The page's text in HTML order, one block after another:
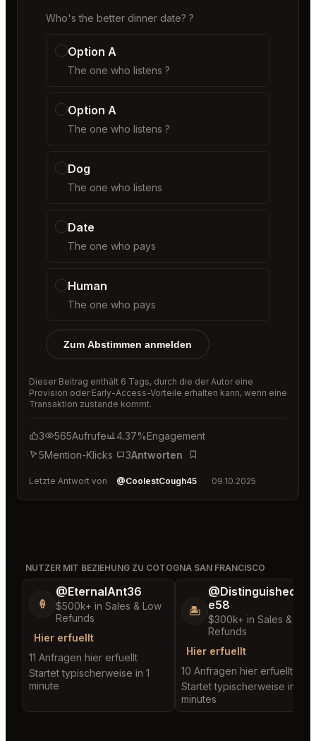
Who's the better dinner date? ?
Option A
The one who listens ?
Option A
The one who listens ?
Dog
The one who listens
Date
The one who pays
Human
The one who pays
Zum Abstimmen anmelden
Dieser Beitrag enthält 6 Tags, durch die der Autor eine
Provision oder Early-Access-Vorteile erhalten kann, wenn eine
Transaktion zustande kommt.
3 565Aufrufe 4.37%Engagement
5Mention-Klicks 3Antworten
Lesezeichen
Letzte Antwort von @CoolestCough45 09.10.2025
NUTZER MIT BEZIEHUNG ZU COTOGNA SAN FRANCISCO
🍦
@EternalAnt36
$500k+ in Sales & Low
Refunds
Hier erfuellt
11 Anfragen hier erfuellt
Startet typischerweise in 1
minute
🏝️
@DistinguishedTre
e58
$300k+ in Sales & Low
Refunds
Hier erfuellt
10 Anfragen hier erfuellt
Startet typischerweise in 2
minutes